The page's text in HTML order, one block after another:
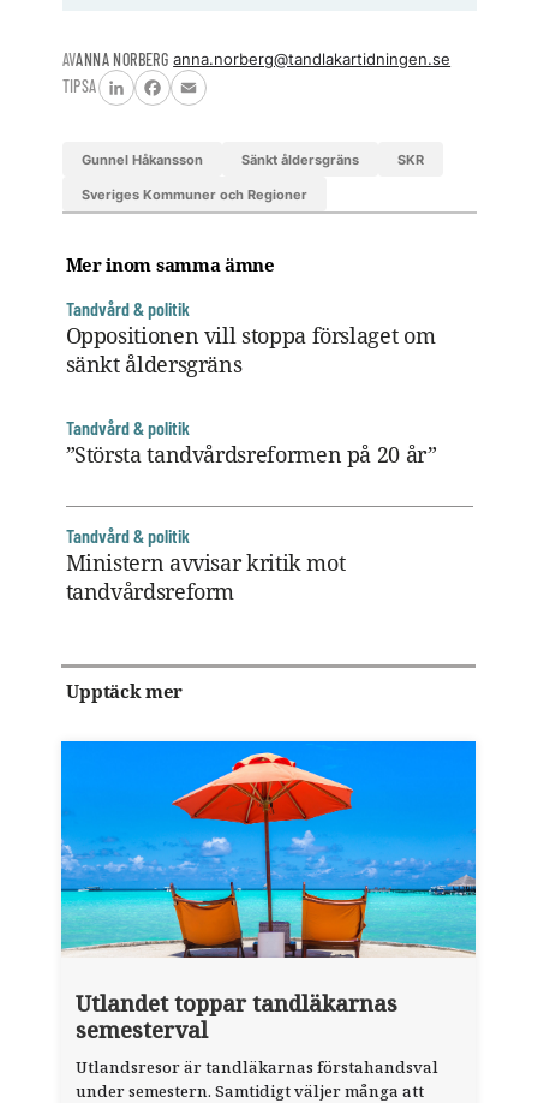
AVANNA NORBERG anna.norberg@tandlakartidningen.se
TIPSA
LinkedInFacebook
Email
Gunnel Håkansson sänkt åldersgräns SKR
Sveriges Kommuner och Regioner
Mer inom samma ämne
Tandvård & politik
Oppositionen vill stoppa förslaget om
sänkt åldersgräns
Tandvård & politik
”Största tandvårdsreformen på 20 år”
Tandvård & politik
Ministern avvisar kritik mot
tandvårdsreform
Upptäck mer
Utlandet toppar tandläkarnas
semesterval
Utlandsresor är tandläkarnas förstahandsval
under semestern. Samtidigt väljer många att